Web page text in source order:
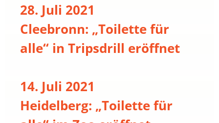
28. Juli 2021
Cleebronn: „Toilette für
alle“ in Tripsdrill eröffnet
14. Juli 2021
Heidelberg: „Toilette für